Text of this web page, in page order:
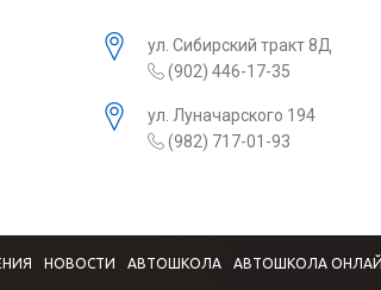
ул. Сибирский тракт 8Д
(902) 446-17-35
ул. Луначарского 194
(982) 717-01-93
НОВОСТИ АВТОШКОЛА АВТОШКОЛА